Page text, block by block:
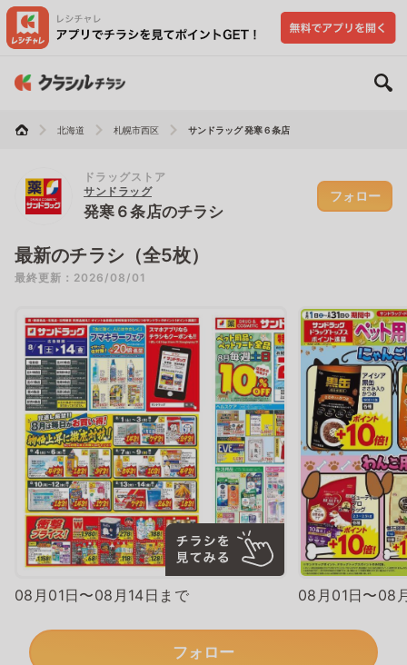
北海道 札幌市西区 サンドラッグ 発寒６条店
ドラッグストア
サンドラッグ
発寒６条店のチラシ
フォロー
最新のチラシ（全5枚）
最終更新：2026/08/01
08月01日〜08月14日まで 08月01日〜08
フォロー